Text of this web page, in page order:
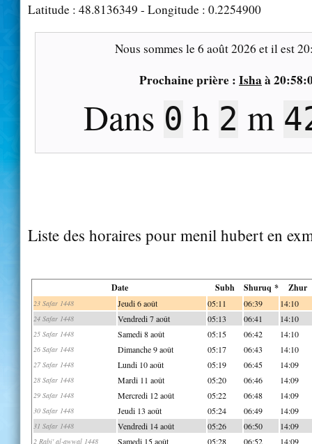
Latitude : 48.8136349 - Longitude : 0.2254900
Nous sommes le6 août 2026 et il est
Prochaine prière : Isha à
Dans 0 h 2 m
Liste des horaires pour menil hubert en
Date Subh Shuruq * Zhur
23 Safar 1448 Jeudi 6 août 05:11 06:39 14:10
24 Safar 1448 Vendredi 7 août 05:13 06:41 14:10
25 Safar 1448 Samedi 8 août 05:15 06:42 14:10
26 Safar 1448 Dimanche 9 août 05:17 06:43 14:10
27 Safar 1448 Lundi 10 août 05:19 06:45 14:09
28 Safar 1448 Mardi 11 août 05:20 06:46 14:09
29 Safar 1448 Mercredi 12 août 05:22 06:48 14:09
30 Safar 1448 Jeudi 13 août 05:24 06:49 14:09
31 Safar 1448 Vendredi 14 août 05:26 06:50 14:09
2 Rabi' al-awwal 1448 Samedi 15 août 05:28 06:52 14:09